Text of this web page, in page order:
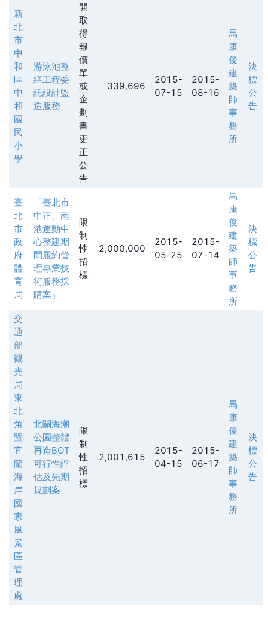
新
北
市
中
和
區
中
和
國
民
小
學
游泳池整
繕工程委
託設計監
造服務
開
取
得
報
價
單
或
企
劃
書
更
正
公
告
339,696
2015-
07-15
2015-
08-16
馬
康
俊
建
築
師
事
務
所
決
標
公
告
臺
北
市
政
府
體
育
局
「臺北市
中正、南
港運動中
心整建期
間履約管
理專業技
術服務採
購案」
限
制
性
招
標
2,000,000
2015-
05-25
2015-
07-14
馬
康
俊
建
築
師
事
務
所
決
標
公
告
交
通
部
觀
光
局
東
北
角
暨
宜
蘭
海
岸
國
家
風
景
區
管
理
處
北關海潮
公園整體
再造BOT
可行性評
估及先期
規劃案
限
制
性
招
標
2,001,615
2015-
04-15
2015-
06-17
馬
康
俊
建
築
師
事
務
所
決
標
公
告